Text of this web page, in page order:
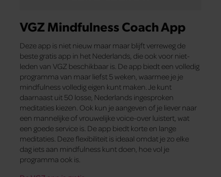
VGZ Mindfulness Coach App
Deze app is niet nieuw maar maar blijft verreweg de
beste gratis app in het Nederlands, die ook voor niet-
leden van VGZ beschikbaar is. De app biedt een volledig
programma van maar liefst 5 weken, waarmee je je
mindfulness volledig eigen kunt maken. Je kunt
daarnaast uit 50 losse, Nederlands ingesproken
meditaties kiezen. Ook kun je aangeven of je liever naar
een mannelijke of vrouwelijke voice-over luistert, wat
een goede service is. De app biedt korte en lange
meditaties. Deze flexibiliteit is ideaal omdat je zo elke
dag iets aan mindfulness kunt doen, hoe vol je
programma ook is.